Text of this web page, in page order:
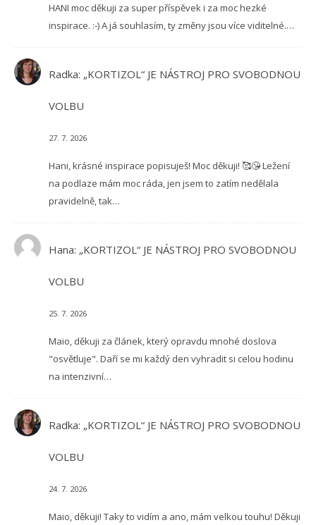
HANI moc děkuji za super příspěvek i za moc hezké
inspirace. :-) A já souhlasím, ty změny jsou více viditelné.…
Radka: „KORTIZOL“ JE NÁSTROJ PRO SVOBODNOU
VOLBU
27. 7. 2026
Hani, krásné inspirace popisuješ! Moc děkuji! 🥰😘 Ležení
na podlaze mám moc ráda, jen jsem to zatím nedělala
pravidelně, tak…
Hana: „KORTIZOL“ JE NÁSTROJ PRO SVOBODNOU
VOLBU
25. 7. 2026
Maio, děkuji za článek, který opravdu mnohé doslova
"osvětluje". Daří se mi každý den vyhradit si celou hodinu
na intenzivní…
Radka: „KORTIZOL“ JE NÁSTROJ PRO SVOBODNOU
VOLBU
24. 7. 2026
Maio, děkuji! Taky to vidím a ano, mám velkou touhu! Děkuji